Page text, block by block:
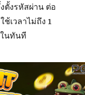
ตั้งรหัสผ่าน ต่อ
เวลาไม่ถึง 1
นทันที